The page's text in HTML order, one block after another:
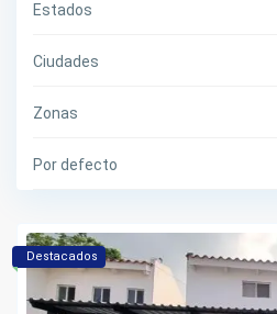
Estados
Ciudades
Zonas
Por defecto
Destacados